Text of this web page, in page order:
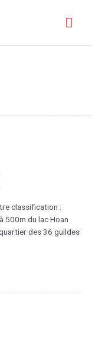
classification :
500m du lac Hoan
des 36 guildes